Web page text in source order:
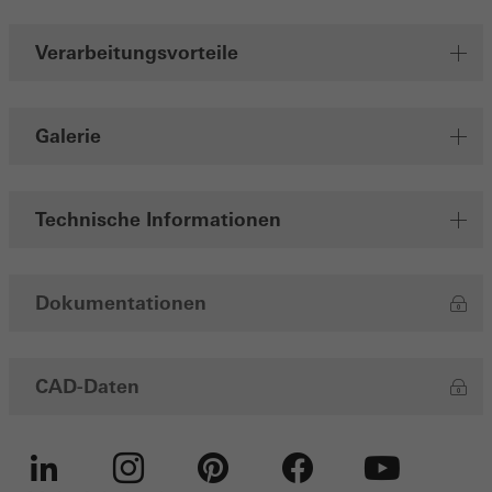
Verarbeitungsvorteile
Galerie
Technische Informationen
Dokumentationen
CAD-Daten